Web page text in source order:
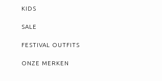
KIDS
SALE
FESTIVAL OUTFITS
ONZE MERKEN